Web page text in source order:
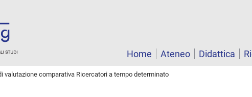
Home
Ateneo Didattica
valutazione comparativa Ricercatori a tempo determinato